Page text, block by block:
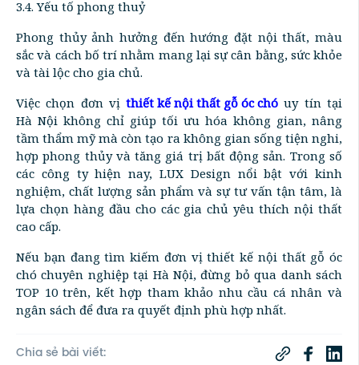
3.4. Yếu tố phong thuỷ
Phong thủy ảnh hưởng đến hướng đặt nội thất, màu
sắc và cách bố trí nhằm mang lại sự cân bằng, sức khỏe
và tài lộc cho gia chủ.
Việc chọn đơn vịthiết kế nội thất gỗ óc chó uy tín tại
Hà Nội không chỉ giúp tối ưu hóa không gian, nâng
tầm thẩm mỹ mà còn tạo ra không gian sống tiện nghi,
hợp phong thủy và tăng giá trị bất động sản. Trong số
các công ty hiện nay, LUX Design nổi bật với kinh
nghiệm, chất lượng sản phẩm và sự tư vấn tận tâm, là
lựa chọn hàng đầu cho các gia chủ yêu thích nội thất
cao cấp.
Nếu bạn đang tìm kiếm đơn vị thiết kế nội thất gỗ óc
chó chuyên nghiệp tại Hà Nội, đừng bỏ qua danh sách
TOP 10 trên, kết hợp tham khảo nhu cầu cá nhân và
ngân sách để đưa ra quyết định phù hợp nhất.
Chia sẻ bài viết: